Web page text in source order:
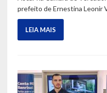
prefeito de Ernestina Leonir
LEIA MAIS